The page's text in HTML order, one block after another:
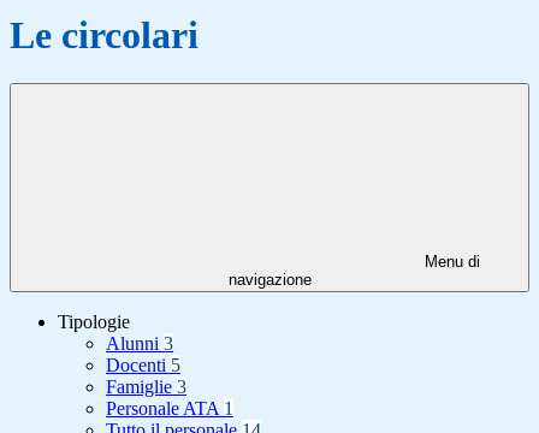
Le circolari
Menu di
navigazione
Tipologie
Alunni 3
Docenti 5
Famiglie 3
Personale ATA 1